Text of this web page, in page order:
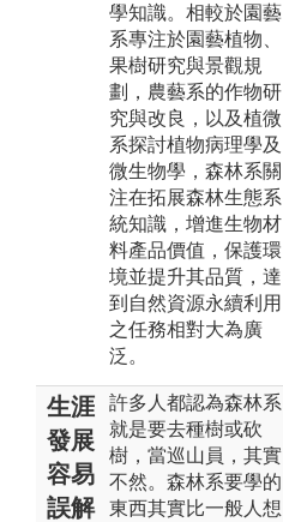
學知識。相較於園藝
系專注於園藝植物、
果樹研究與景觀規
劃，農藝系的作物研
究與改良，以及植微
系探討植物病理學及
微生物學，森林系關
注在拓展森林生態系
統知識，增進生物材
料產品價值，保護環
境並提升其品質，達
到自然資源永續利用
之任務相對大為廣
泛。
生涯
發展
容易
誤解
許多人都認為森林系
就是要去種樹或砍
樹，當巡山員，其實
不然。森林系要學的
東西其實比一般人想